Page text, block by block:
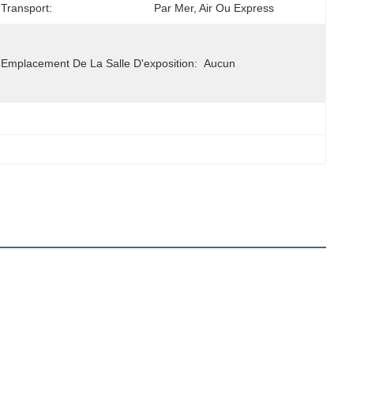
Transport: Par Mer, Air Ou Express
Emplacement De La Salle D'exposition: Aucun